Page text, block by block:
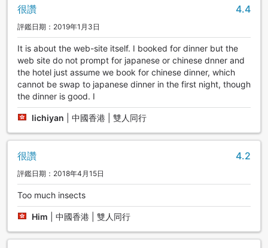
很讚 4.4
評鑑日期：2019年1月3日
It is about the web-site itself. I booked for dinner but the
web site do not prompt for japanese or chinese dnner and
the hotel just assume we book for chinese dinner, which
cannot be swap to japanese dinner in the first night, though
the dinner is good. I
lichiyan 中國香港 | 雙人同行
很讚 4.2
評鑑日期：2018年4月15日
Too much insects
Him 中國香港 | 雙人同行